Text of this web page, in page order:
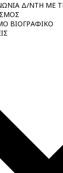
Δ/ΝΤΗ ΜΕ
ΒΙΟΓΡΑΦΙΚΟ